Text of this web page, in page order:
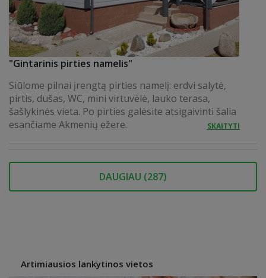
"Gintarinis pirties namelis"
Siūlome pilnai įrengtą pirties namelį: erdvi salytė,
pirtis, dušas, WC, mini virtuvėlė, lauko terasa,
šašlykinės vieta. Po pirties galėsite atsigaivinti šalia
esančiame Akmenių ežere.
SKAITYTI
DAUGIAU (287)
Artimiausios lankytinos vietos